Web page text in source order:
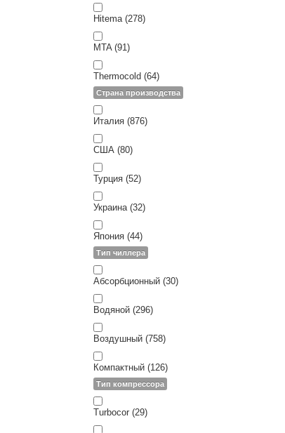
Hitema (278)
MTA (91)
Thermocold (64)
Страна производства
Италия (876)
США (80)
Турция (52)
Украина (32)
Япония (44)
Тип чиллера
Абсорбционный (30)
Водяной (296)
Воздушный (758)
Компактный (126)
Тип компрессора
Turbocor (29)